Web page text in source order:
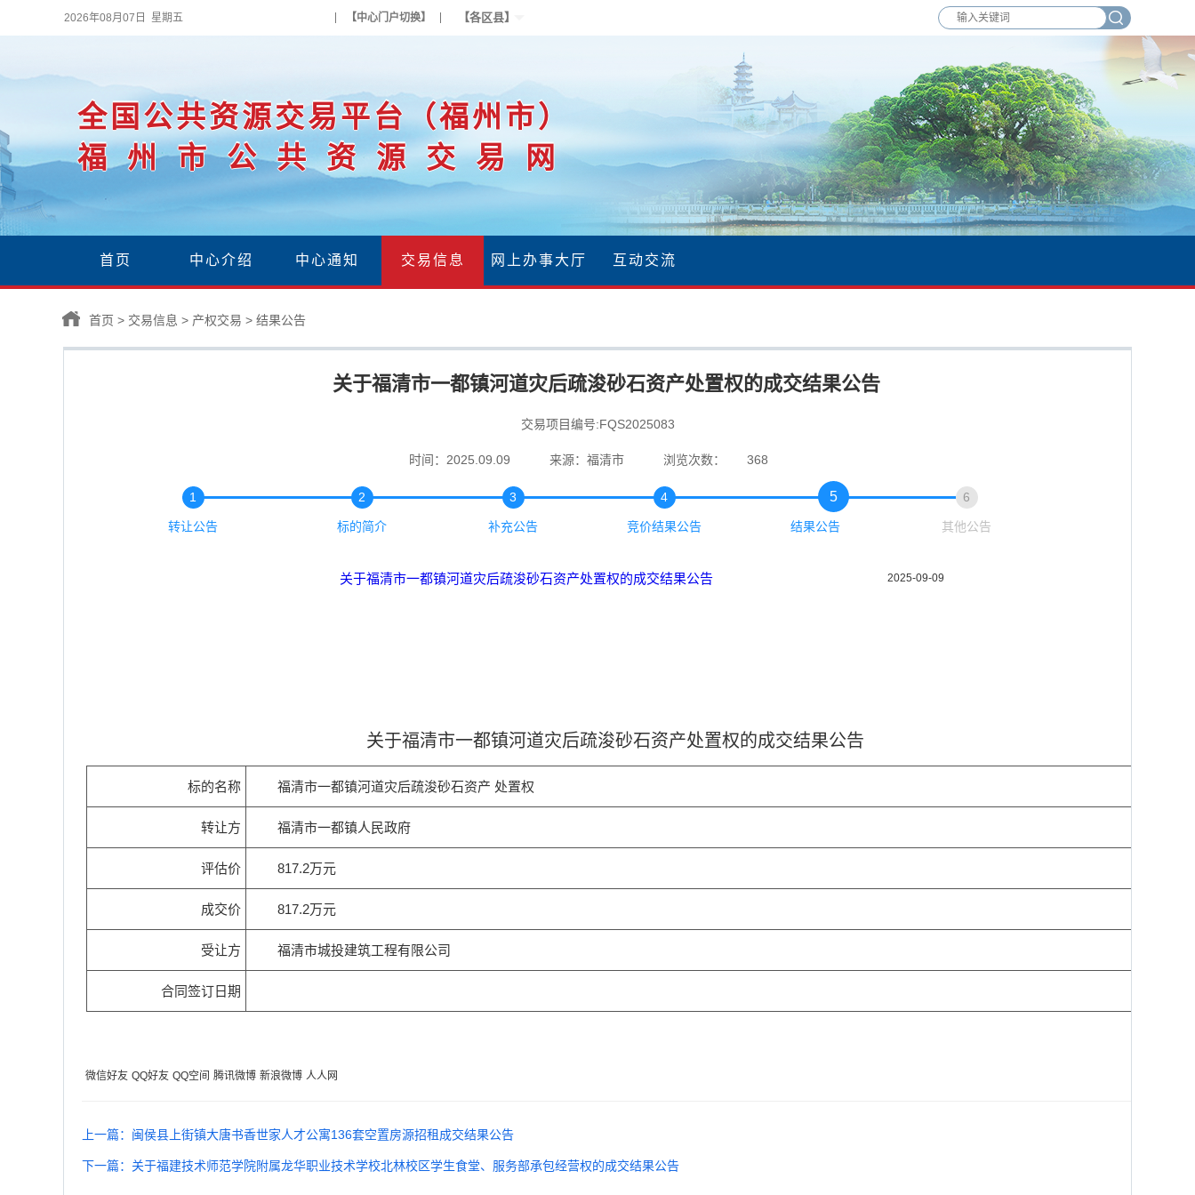
2026年08月07日 星期五 【中心门户切换】 【各区县】
全国公共资源交易平台（福州市）
福州市公共资源交易网
首页 中心介绍 中心通知 交易信息 网上办事大厅 互动交流
首页 > 交易信息 > 产权交易 > 结果公告
关于福清市一都镇河道灾后疏浚砂石资产处置权的成交结果公告
交易项目编号:FQS2025083
时间：2025.09.09 来源：福清市 浏览次数： 368
1
转让公告
2
标的简介
3
补充公告
4
竞价结果公告
5
结果公告
6
其他公告
关于福清市一都镇河道灾后疏浚砂石资产处置权的成交结果公告 2025-09-09
关于福清市一都镇河道灾后疏浚砂石资产处置权的成交结果公告
标的名称 福清市一都镇河道灾后疏浚砂石资产 处置权
转让方 福清市一都镇人民政府
评估价 817.2万元
成交价 817.2万元
受让方 福清市城投建筑工程有限公司
合同签订日期
微信好友 QQ好友 QQ空间 腾讯微博 新浪微博 人人网
上一篇：闽侯县上街镇大唐书香世家人才公寓136套空置房源招租成交结果公告
下一篇：关于福建技术师范学院附属龙华职业技术学校北林校区学生食堂、服务部承包经营权的成交结果公告